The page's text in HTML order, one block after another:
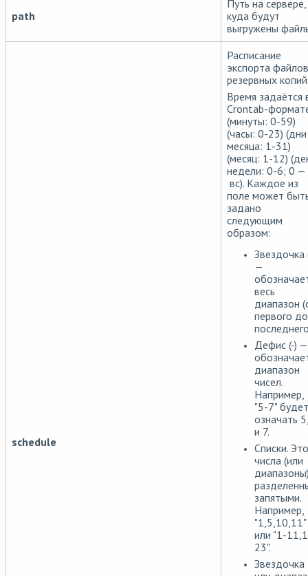
path
Путь на сервере,
куда будут
выгружены
schedule
Расписание
экспорта файлов
резервных
Время задаётся
Crontab-
(минуты: 0-59)
(часы: 0-23) (дни
месяца: 1-31)
(месяц: 1-12)
недели: 0-6; 0 —
вс). Каждое из
поле может
задано
следующим
образом:
Звездочка
—
весь
диапазон
первого до
Дефис (-) —
диапазон
чисел.
Например,
"5-7" будет
означать
и 7.
Списки. Это
числа (или
запятыми.
Например,
"1,5,10,11"
или "1-
23".
Звездочка